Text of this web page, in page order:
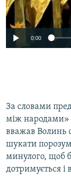
0:00
За словами
між народами»
вважав Волинь
шукати
минулого, щоб
дотримується